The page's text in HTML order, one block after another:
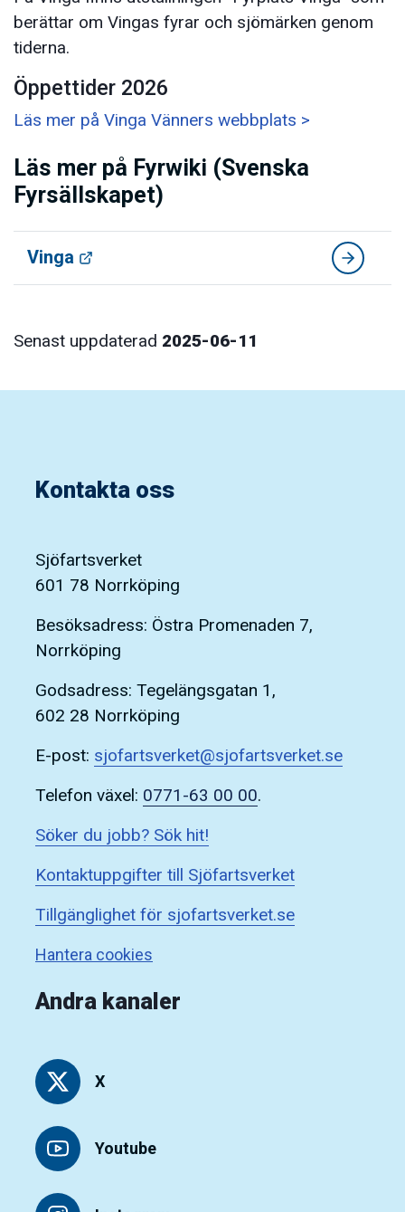
berättar om Vingas fyrar och sjömärken genom
tiderna.
Öppettider 2026
Läs mer på Vinga Vänners webbplats >
Läs mer på Fyrwiki (Svenska
Fyrsällskapet)
Vinga
Senast uppdaterad 2025-06-11
Kontakta oss
Sjöfartsverket
601 78 Norrköping
Besöksadress: Östra Promenaden 7,
Norrköping
Godsadress: Tegelängsgatan 1,
602 28 Norrköping
E-post: sjofartsverket@sjofartsverket.se
Telefon växel: 0771-63 00 00.
Söker du jobb? Sök hit!
Kontaktuppgifter till Sjöfartsverket
Tillgänglighet för sjofartsverket.se
Hantera cookies
Andra kanaler
X
Youtube